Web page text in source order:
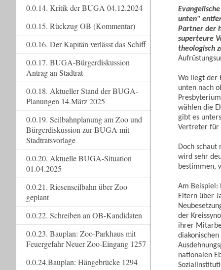
unten"
Partner der
superteure
theologisch
Wo liegt der
unten nach
wählen die
gibt es
Vertreter für
Doch schaut
wird sehr
bestimmen,
Am Beispiel:
Eltern über
der
ihrer
nationalen
0.0.14. Kritik der BUGA 04.12.2024
0.0.15. Rückzug OB (Kommentar)
0.0.16. Der Kapitän verlässt das Schiff
0.0.17. BUGA-Bürgerdiskussion
Antrag an Stadtrat
0.0.18. Aktueller Stand der BUGA-
Planungen 14.März 2025
0.0.19. Seilbahnplanung am Zoo und
Bürgerdiskussion zur BUGA mit
Stadtratsvorlage
0.0.20. Aktuelle BUGA-Situation
01.04.2025
0.0.21. Riesenseilbahn über Zoo
geplant
0.0.22. Schreiben an OB-Kandidaten
0.0.23. Bauplan: Zoo-Parkhaus mit
Feuergefahr Neuer Zoo-Eingang 1257
0.0.24.Bauplan: Hängebrücke 1294